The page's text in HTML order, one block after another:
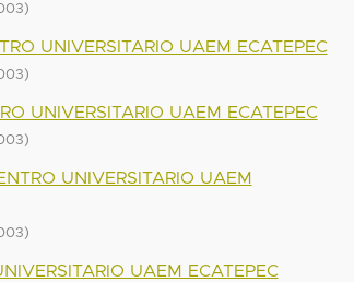
)
UNIVERSITARIO UAEM ECATEPEC
)
UNIVERSITARIO UAEM ECATEPEC
)
UNIVERSITARIO UAEM
)
UAEM ECATEPEC